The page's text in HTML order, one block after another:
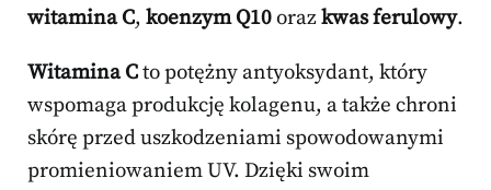
witamina C, koenzym Q10orazkwas ferulowy.
Witamina Cto potężny antyoksydant, który
wspomaga produkcję kolagenu, a także chroni
skórę przed uszkodzeniami spowodowanymi
promieniowaniem UV. Dzięki swoim